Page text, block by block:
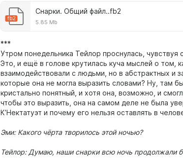
fb2
Снарки. Общий файл..fb2
5.85 Mb
***
Утром понедельника Тейлор проснулась, чувствуя
Это, и ещё в голове крутилась куча мыслей о том,
взаимодействовали с людьми, но в абстрактных и
которые она не могла выразить словами? Ну, там
кристально понятный, и хотя она, возможно, и
чтобы это выразить, она на самом деле не была
К’Нектатуэт и почему его нельзя оставлять в
Эми: Какого чёрта творилось этой ночью?
Тейлор: Думаю, наши снарки всю ночь продолжали